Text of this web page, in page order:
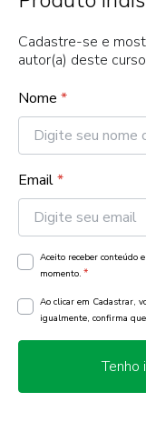
Cadastre-se e
autor(a) deste
Nome *
Email*
Aceito receber conteúdo
momento. *
Ao clicar em Cadastrar,
igualmente, confirma
Tenho